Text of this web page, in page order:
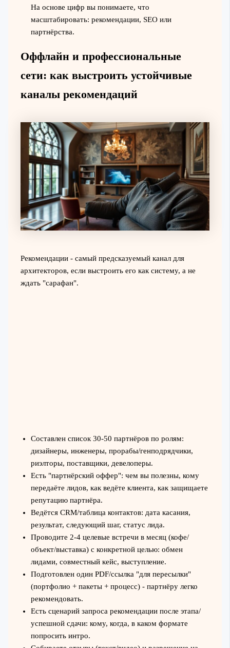
На основе цифр вы понимаете, что
масштабировать: рекомендации, SEO или
партнёрства.
Оффлайн и профессиональные
сети: как выстроить устойчивые
каналы рекомендаций
Рекомендации - самый предсказуемый канал для
архитекторов, если выстроить его как систему, а не
ждать "сарафан".
Составлен список 30-50 партнёров по ролям:
дизайнеры, инженеры, прорабы/генподрядчики,
риэлторы, поставщики, девелоперы.
Есть "партнёрский оффер": чем вы полезны, кому
передаёте лидов, как ведёте клиента, как защищаете
репутацию партнёра.
Ведётся CRM/таблица контактов: дата касания,
результат, следующий шаг, статус лида.
Проводите 2-4 целевые встречи в месяц (кофе/
объект/выставка) с конкретной целью: обмен
лидами, совместный кейс, выступление.
Подготовлен один PDF/ссылка "для пересылки"
(портфолио + пакеты + процесс) - партнёру легко
рекомендовать.
Есть сценарий запроса рекомендации после этапа/
успешной сдачи: кому, когда, в каком формате
попросить интро.